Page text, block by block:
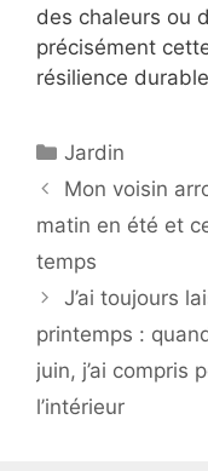
des chaleurs ou
précisément
résilience
Catégories
Jardin
Mon voisin
matin en été et
temps
J’ai toujours
printemps :
juin, j’ai compris
l’intérieur